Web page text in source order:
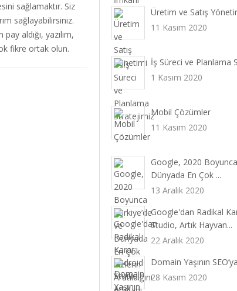
sağlamaktır. Siz
sağlayabilirsiniz.
aldığı, yazılım,
fikre ortak olun.
Üretim ve Satış
11 Kasım 2020
İş Süreci ve Planlama
1 Kasım 2020
Mobil Çözümler
11 Kasım 2020
Google, 2020
Dünyada En Çok ...
13 Aralık 2020
Google'dan Radikal
Studio, Artık Hayvan...
22 Aralık 2020
Domain Yaşının
28 Kasım 2020